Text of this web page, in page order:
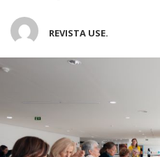
REVISTA USE.